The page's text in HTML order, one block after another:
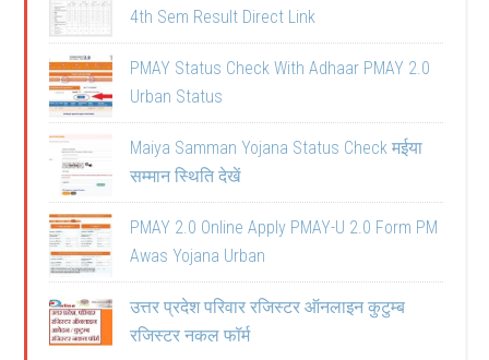
4th Sem Result Direct Link
PMAY Status Check With Adhaar PMAY 2.0
Urban Status
Maiya Samman Yojana Status Check मईया
सम्मान स्थिति देखें
PMAY 2.0 Online Apply PMAY-U 2.0 Form PM
Awas Yojana Urban
उत्तर प्रदेश परिवार रजिस्टर ऑनलाइन कुटुम्ब
रजिस्टर नकल फॉर्म